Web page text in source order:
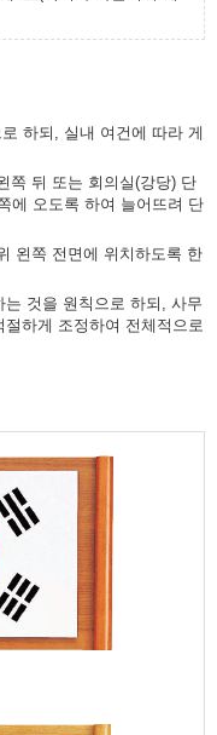
하되, 실내 여건에 따라 게
쪽 뒤 또는 회의실(강당) 단
에 오도록 하여 늘어뜨려 단
왼쪽 전면에 위치하도록 한
것을 원칙으로 하되, 사무
하게 조정하여 전체적으로